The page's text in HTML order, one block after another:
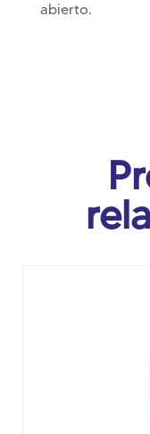
abierto.